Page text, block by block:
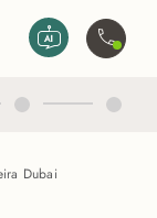
Dubai